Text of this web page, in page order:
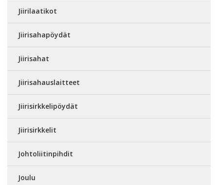
Jiirilaatikot
Jiirisahapöydät
Jiirisahat
Jiirisahauslaitteet
Jiirisirkkelipöydät
Jiirisirkkelit
Johtoliitinpihdit
Joulu